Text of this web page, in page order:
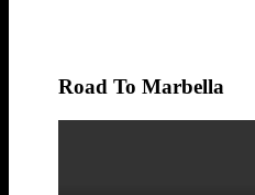
Road To Marbella